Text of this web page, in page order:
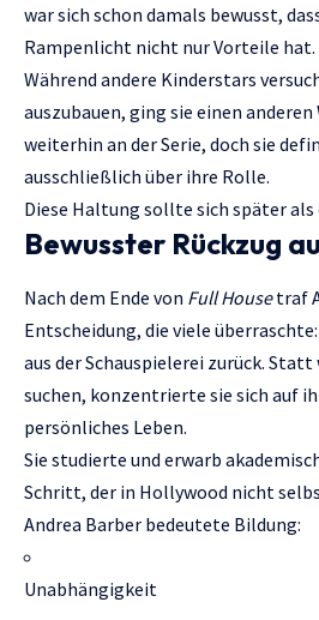
war sich schon damals bewusst,
Rampenlicht nicht nur Vorteile hat.
Während andere Kinderstars
auszubauen, ging sie einen
weiterhin an der Serie, doch sie
ausschließlich über ihre Rolle.
Diese Haltung sollte sich später als
Bewusster Rückzug
Nach dem Ende von Full Housetraf
Entscheidung, die viele
aus der Schauspielerei zurück.
suchen, konzentrierte sie sich auf
persönliches Leben.
Sie studierte und erwarb
Schritt, der in Hollywood nicht
Andrea Barber bedeutete Bildung:
Unabhängigkeit